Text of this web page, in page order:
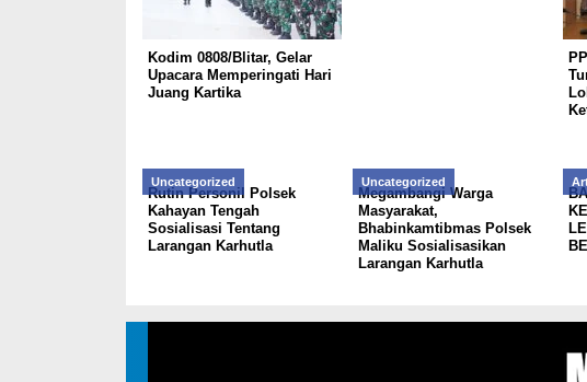
Kodim 0808/Blitar, Gelar
Upacara Memperingati Hari
Juang Kartika
Uncategorized
Rutin Personil Polsek
Kahayan Tengah
Sosialisasi Tentang
Larangan Karhutla
Uncategorized
Megambangi Warga
Masyarakat,
Bhabinkamtibmas Polsek
Maliku Sosialisasikan
Larangan Karhutla